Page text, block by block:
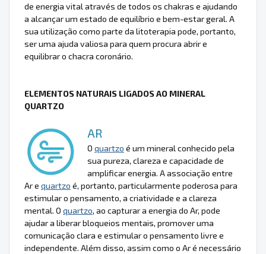
de energia vital através de todos os chakras e ajudando
a alcançar um estado de equilíbrio e bem-estar geral. A
sua utilização como parte da litoterapia pode, portanto,
ser uma ajuda valiosa para quem procura abrir e
equilibrar o chacra coronário.
ELEMENTOS NATURAIS LIGADOS AO MINERAL
QUARTZO
AR
O quartzo é um mineral conhecido pela
sua pureza, clareza e capacidade de
amplificar energia. A associação entre
Ar e quartzo é, portanto, particularmente poderosa para
estimular o pensamento, a criatividade e a clareza
mental. O quartzo, ao capturar a energia do Ar, pode
ajudar a liberar bloqueios mentais, promover uma
comunicação clara e estimular o pensamento livre e
independente. Além disso, assim como o Ar é necessário